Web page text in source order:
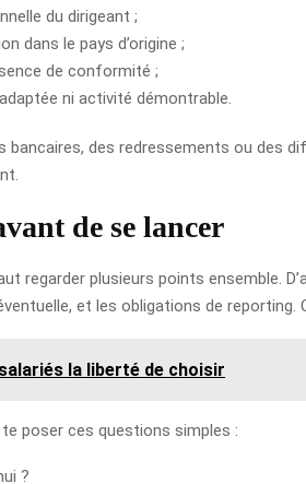
du dirigeant ;
dans le pays d’origine ;
de conformité ;
ni activité démontrable.
des redressements ou des
de se lancer
regarder plusieurs points ensemble.
et les obligations de
la liberté de choisir
poser ces questions simples :
?